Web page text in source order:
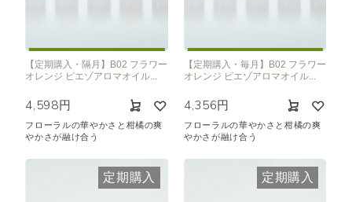
【定期購入・隔月】B02 フラワー
オレンジ ピエゾアロマオイル...
4,598円
フローラルの華やかさと柑橘の爽
やかさが融け合う
【定期購入・毎月】B02 フラワー
オレンジ ピエゾアロマオイル...
4,356円
フローラルの華やかさと柑橘の爽
やかさが融け合う
定期購入 定期購入